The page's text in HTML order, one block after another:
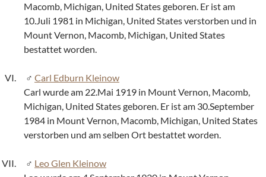
Macomb, Michigan, United States geboren. Er ist am
10.Juli 1981 in Michigan, United States verstorben und in
Mount Vernon, Macomb, Michigan, United States
bestattet worden.
Carl Edburn Kleinow
Carl wurde am 22.Mai 1919 in Mount Vernon, Macomb,
Michigan, United States geboren. Er ist am 30.September
1984 in Mount Vernon, Macomb, Michigan, United States
verstorben und am selben Ort bestattet worden.
Leo Glen Kleinow